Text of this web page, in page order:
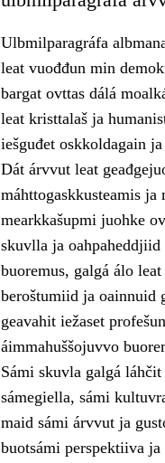
Ulbmilparagráfa
leat vuođđun min
bargat ovttas dálá
leat kristtalaš ja
iešguđet oskkoldagain
Dát árvvut leat
máhttogaskkusteamis
mearkkašupmi juohke
skuvlla ja
buoremus, galgá álo
beroštumiid ja oainnuid
geavahit iežaset
áimmahuššojuvvo
Sámi skuvla galgá
sámegiella, sámi
maid sámi árvvut ja
buotsámi perspektiiva